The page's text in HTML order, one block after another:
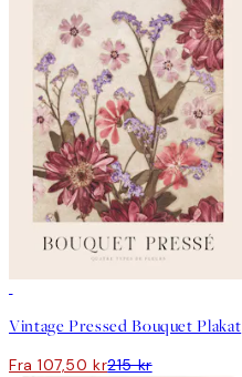
Vintage Pressed Bouquet Plakat
Fra 107,50 kr215 kr